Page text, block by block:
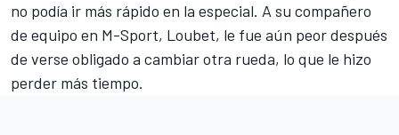
no podía ir más rápido en la especial. A su compañero
de equipo en M-Sport, Loubet, le fue aún peor después
de verse obligado a cambiar otra rueda, lo que le hizo
perder más tiempo.